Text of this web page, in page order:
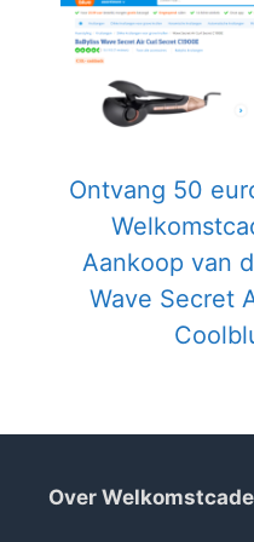
Ontvang 50
Aankoop van
Wave Secret
Over